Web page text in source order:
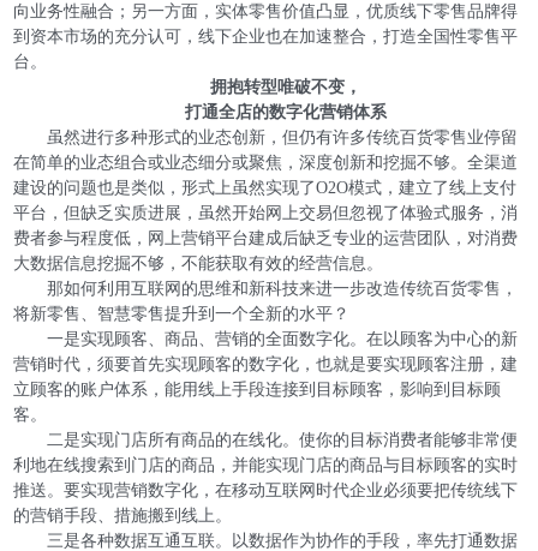
向业务性融合；另一方面，实体零售价值凸显，优质线下零售品牌得
到资本市场的充分认可，线下企业也在加速整合，打造全国性零售平
台。
拥抱转型唯破不变，
打通全店的数字化营销体系
虽然进行多种形式的业态创新，但仍有许多传统百货零售业停留
在简单的业态组合或业态细分或聚焦，深度创新和挖掘不够。全渠道
建设的问题也是类似，形式上虽然实现了O2O模式，建立了线上支付
平台，但缺乏实质进展，虽然开始网上交易但忽视了体验式服务，消
费者参与程度低，网上营销平台建成后缺乏专业的运营团队，对消费
大数据信息挖掘不够，不能获取有效的经营信息。
那如何利用互联网的思维和新科技来进一步改造传统百货零售，
将新零售、智慧零售提升到一个全新的水平？
一是实现顾客、商品、营销的全面数字化。在以顾客为中心的新
营销时代，须要首先实现顾客的数字化，也就是要实现顾客注册，建
立顾客的账户体系，能用线上手段连接到目标顾客，影响到目标顾
客。
二是实现门店所有商品的在线化。使你的目标消费者能够非常便
利地在线搜索到门店的商品，并能实现门店的商品与目标顾客的实时
推送。要实现营销数字化，在移动互联网时代企业必须要把传统线下
的营销手段、措施搬到线上。
三是各种数据互通互联。以数据作为协作的手段，率先打通数据